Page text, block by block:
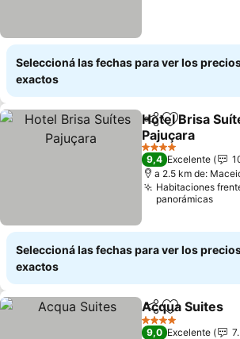
Seleccioná las fechas para ver los
exactos
Compartir
Añadir a
Hotel Brisa
Pajuçara
4 Estrellas
9,4 Excelente
a 2.5 km de:
Habitaciones
panorámicas
Seleccioná las fechas para ver los
exactos
Compartir
Añadir a
Acqua Suites
4 Estrellas
9,0 Excelente